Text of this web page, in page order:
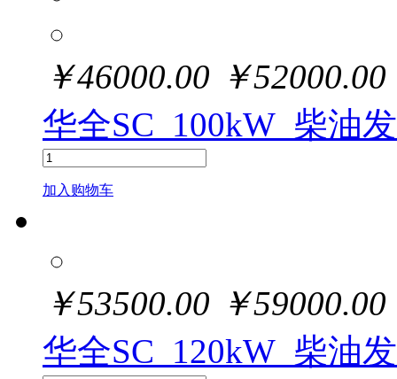
￥46000.00 ￥52000.00
华全SC_100kW_柴油
加入购物车
￥53500.00 ￥59000.00
华全SC_120kW_柴油